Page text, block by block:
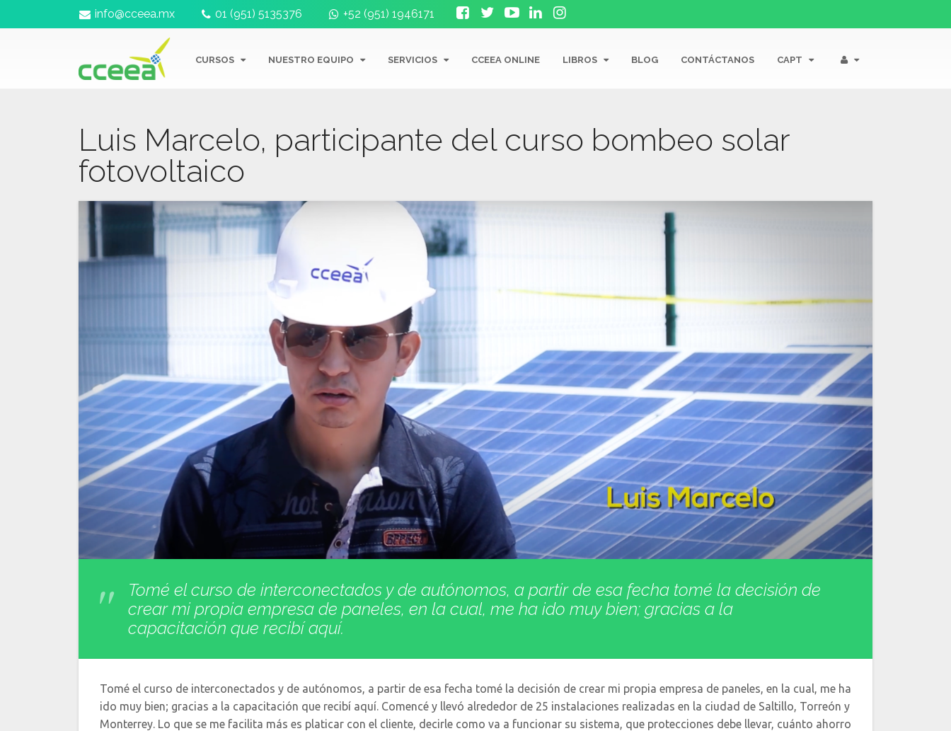
info@cceea.mx 01 (951) 5135376 +52 (951) 1946171
CURSOS NUESTRO EQUIPO SERVICIOS CCEEA ONLINE LIBROS BLOG CONTÁCTANOS CAPT
Luis Marcelo, participante del curso bombeo solar
fotovoltaico
Tomé el curso de interconectados y de autónomos, a partir de esa fecha tomé la decisión de
crear mi propia empresa de paneles, en la cual, me ha ido muy bien; gracias a la
capacitación que recibí aquí.
Tomé el curso de interconectados y de autónomos, a partir de esa fecha tomé la decisión de crear mi propia empresa de paneles, en la cual, me ha
ido muy bien; gracias a la capacitación que recibí aquí. Comencé y llevó alrededor de 25 instalaciones realizadas en la ciudad de Saltillo, Torreón y
Monterrey. Lo que se me facilita más es platicar con el cliente, decirle como va a funcionar su sistema, que protecciones debe llevar, cuánto ahorro